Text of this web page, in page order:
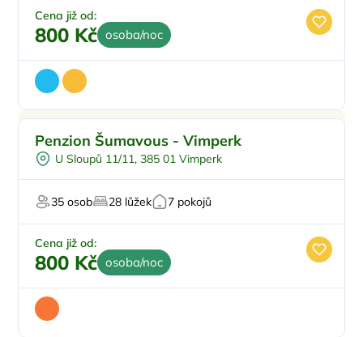
Cena již od:
800 Kč osoba/noc
Penzion Šumavous - Vimperk
U Sloupů 11/11, 385 01 Vimperk
35 osob 28 lůžek 7 pokojů
Cena již od:
800 Kč osoba/noc